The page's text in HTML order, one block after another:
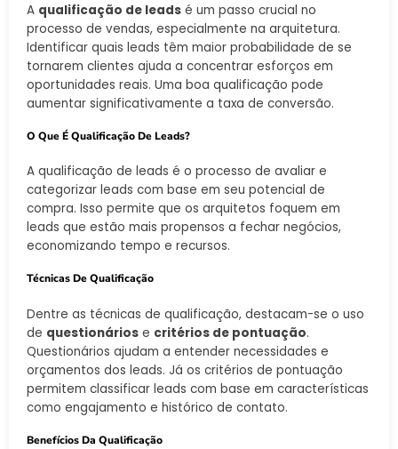
A qualificação de leads é um passo crucial no
processo de vendas, especialmente na arquitetura.
Identificar quais leads têm maior probabilidade de se
tornarem clientes ajuda a concentrar esforços em
oportunidades reais. Uma boa qualificação pode
aumentar significativamente a taxa de conversão.
O Que É Qualificação De Leads?
A qualificação de leads é o processo de avaliar e
categorizar leads com base em seu potencial de
compra. Isso permite que os arquitetos foquem em
leads que estão mais propensos a fechar negócios,
economizando tempo e recursos.
Técnicas De Qualificação
Dentre as técnicas de qualificação, destacam-se o uso
de questionários e critérios de pontuação.
Questionários ajudam a entender necessidades e
orçamentos dos leads. Já os critérios de pontuação
permitem classificar leads com base em características
como engajamento e histórico de contato.
Benefícios Da Qualificação